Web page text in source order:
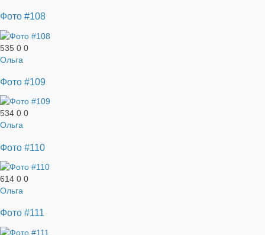
Фото #108
535 0 0
Ольга
Фото #109
534 0 0
Ольга
Фото #110
614 0 0
Ольга
Фото #111